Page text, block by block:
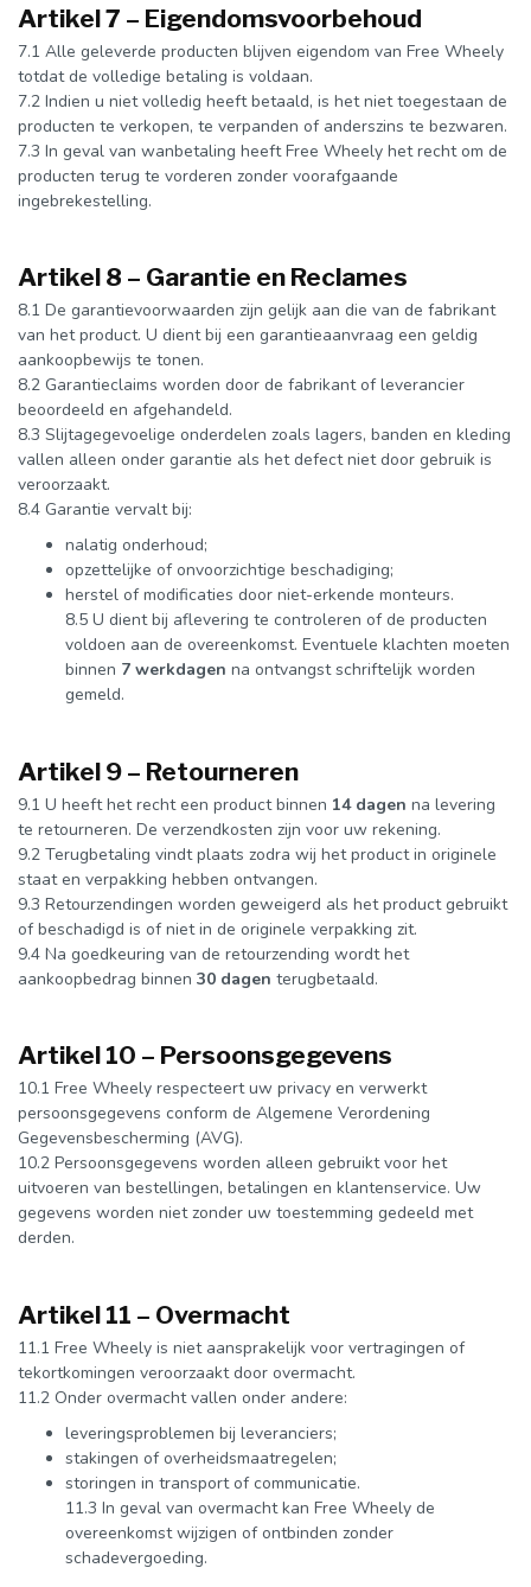
Artikel 7 – Eigendomsvoorbehoud
7.1 Alle geleverde producten blijven eigendom van Free Wheely
totdat de volledige betaling is voldaan.
7.2 Indien u niet volledig heeft betaald, is het niet toegestaan de
producten te verkopen, te verpanden of anderszins te bezwaren.
7.3 In geval van wanbetaling heeft Free Wheely het recht om de
producten terug te vorderen zonder voorafgaande
ingebrekestelling.
Artikel 8 – Garantie en Reclames
8.1 De garantievoorwaarden zijn gelijk aan die van de fabrikant
van het product. U dient bij een garantieaanvraag een geldig
aankoopbewijs te tonen.
8.2 Garantieclaims worden door de fabrikant of leverancier
beoordeeld en afgehandeld.
8.3 Slijtagegevoelige onderdelen zoals lagers, banden en kleding
vallen alleen onder garantie als het defect niet door gebruik is
veroorzaakt.
8.4 Garantie vervalt bij:
nalatig onderhoud;
opzettelijke of onvoorzichtige beschadiging;
herstel of modificaties door niet-erkende monteurs.
8.5 U dient bij aflevering te controleren of de producten
voldoen aan de overeenkomst. Eventuele klachten moeten
binnen 7 werkdagen na ontvangst schriftelijk worden
gemeld.
Artikel 9 – Retourneren
9.1 U heeft het recht een product binnen 14 dagen na levering
te retourneren. De verzendkosten zijn voor uw rekening.
9.2 Terugbetaling vindt plaats zodra wij het product in originele
staat en verpakking hebben ontvangen.
9.3 Retourzendingen worden geweigerd als het product gebruikt
of beschadigd is of niet in de originele verpakking zit.
9.4 Na goedkeuring van de retourzending wordt het
aankoopbedrag binnen 30 dagen terugbetaald.
Artikel 10 – Persoonsgegevens
10.1 Free Wheely respecteert uw privacy en verwerkt
persoonsgegevens conform de Algemene Verordening
Gegevensbescherming (AVG).
10.2 Persoonsgegevens worden alleen gebruikt voor het
uitvoeren van bestellingen, betalingen en klantenservice. Uw
gegevens worden niet zonder uw toestemming gedeeld met
derden.
Artikel 11 – Overmacht
11.1 Free Wheely is niet aansprakelijk voor vertragingen of
tekortkomingen veroorzaakt door overmacht.
11.2 Onder overmacht vallen onder andere:
leveringsproblemen bij leveranciers;
stakingen of overheidsmaatregelen;
storingen in transport of communicatie.
11.3 In geval van overmacht kan Free Wheely de
overeenkomst wijzigen of ontbinden zonder
schadevergoeding.